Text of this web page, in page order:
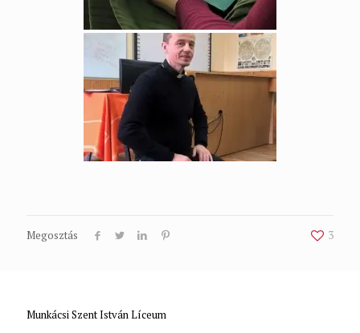
Megosztás 3
Munkácsi Szent István Líceum